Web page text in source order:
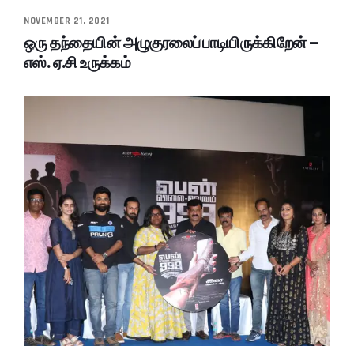
NOVEMBER 21, 2021
ஒரு தந்தையின் அழுகுரலைப் பாடியிருக்கிறேன் –
எஸ். ஏ.சி உருக்கம்